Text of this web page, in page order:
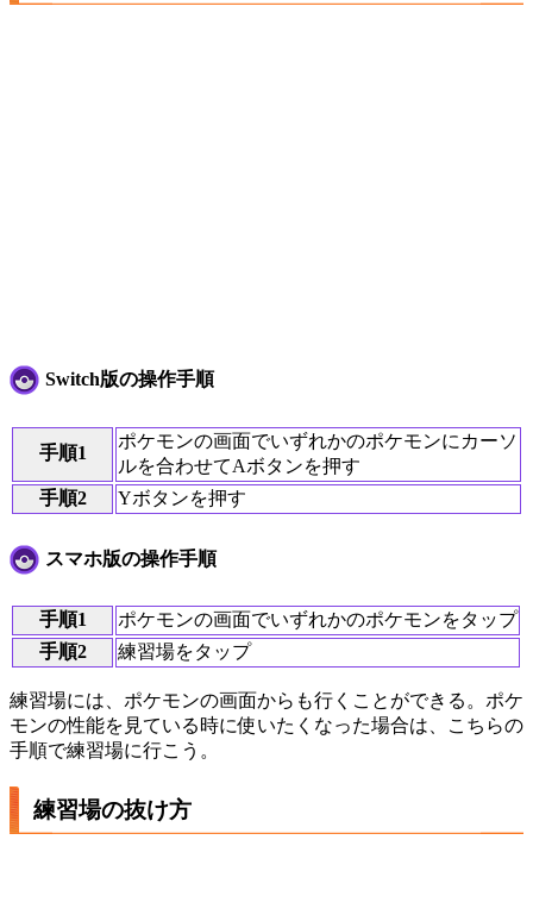
Switch版の操作手順
手順1
ポケモンの画面でいずれかのポケモンにカーソ
ルを合わせてAボタンを押す
手順2
Yボタンを押す
スマホ版の操作手順
手順1
ポケモンの画面でいずれかのポケモンをタップ
手順2
練習場をタップ
練習場には、ポケモンの画面からも行くことができる。ポケ
モンの性能を見ている時に使いたくなった場合は、こちらの
手順で練習場に行こう。
練習場の抜け方